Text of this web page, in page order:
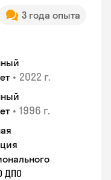
3 года опыта
• 2022 г.
• 1996 г.
ДПО